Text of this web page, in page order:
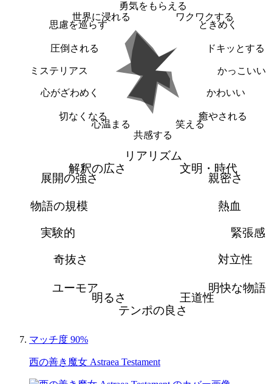
勇気をもらえる
ワクワクする
ときめく
ドキッとする
かっこいい
かわいい
癒やされる
笑える
共感する
心温まる
切なくなる
心がざわめく
ミステリアス
圧倒される
思慮を巡らす
世界に浸れる
リアリズム
文明・時代
親密さ
熱血
緊張感
対立性
明快な物語
王道性
テンポの良さ
明るさ
ユーモア
奇抜さ
実験的
物語の規模
展開の強さ
解釈の広さ
マッチ度 90%
西の善き魔女 Astraea Testament